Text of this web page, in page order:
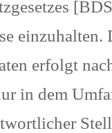
erfolgt
in dem